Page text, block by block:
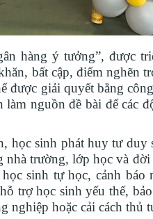
hàng ý tưởng”, được
bất cập, điểm nghẽn
được giải quyết bằng
nguồn đề bài để các
sinh phát huy tư duy
nhà trường, lớp học và
sinh tự học, cảnh báo
trợ học sinh yếu thế,
nghiệp hoặc cải cách thủ